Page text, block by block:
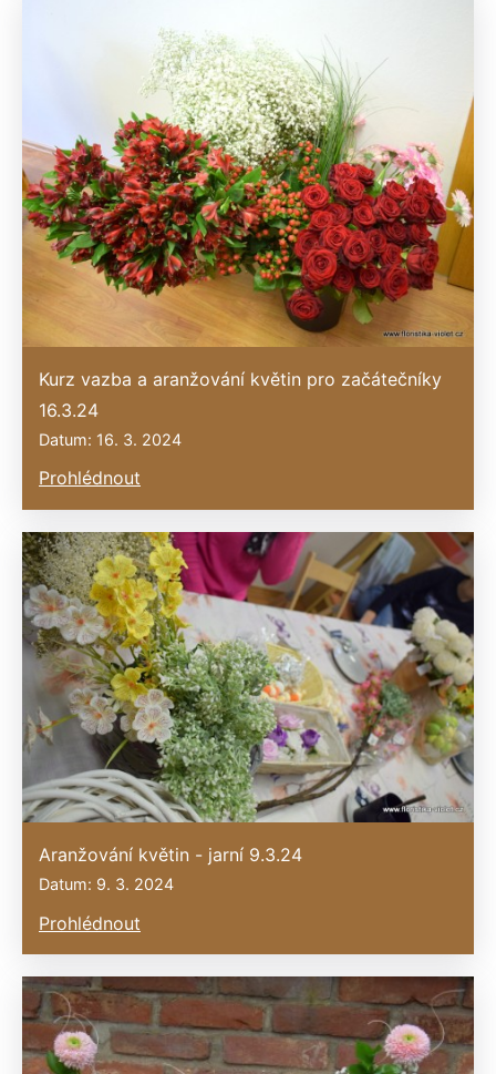
Kurz vazba a aranžování květin pro začátečníky
16.3.24
Datum: 16. 3. 2024
Prohlédnout
Aranžování květin - jarní 9.3.24
Datum: 9. 3. 2024
Prohlédnout